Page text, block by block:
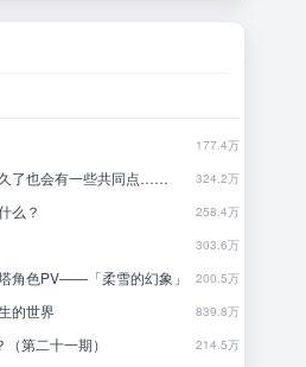
怎样写一篇文科论文？（粗略浅显版教程）
你已被夜鹭群拉黑
一些旅游穿搭分享
林中听雨
行测经验分享
来点适合夏天看的100分钟电影。。